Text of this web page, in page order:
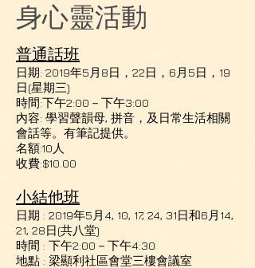
身心靈活動
普通話班
日期: 2019年5月8日，22日， 6月5日，19
日(星期三)
時間:下午2:00－下午3:00
內容: 學習聲韻母, 拼音，及日常生活相關
會話等。有筆記提供。
名額:10人
收費:$10.00
小結他班
日期 : 2019年5月4, 10, 17, 24, 31日和6月14,
21, 28日(共八堂)
時間 : 下午2:00－下午4:30
地點 : 梁顯利社區會堂三樓會議室